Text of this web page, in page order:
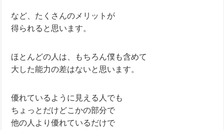
など、たくさんのメリットが
得られると思います。
ほとんどの人は、もちろん僕も含めて
大した能力の差はないと思います。
優れているように見える人でも
ちょっとだけどこかの部分で
他の人より優れているだけで